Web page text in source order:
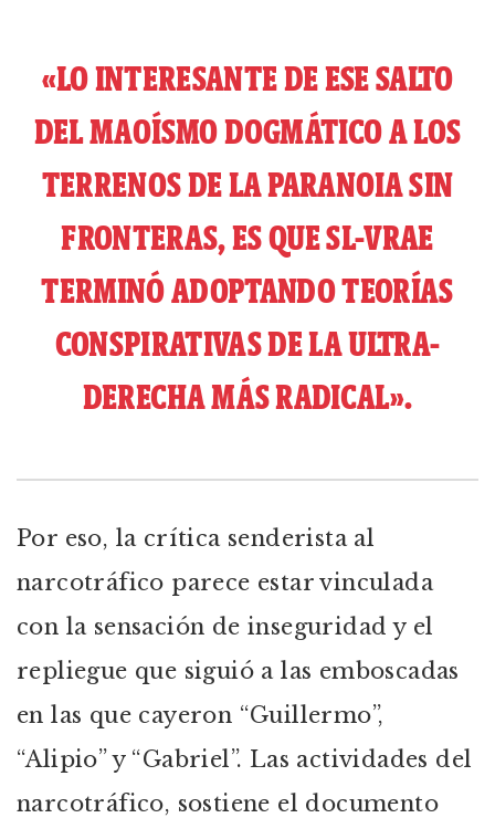
«LO INTERESANTE DE ESE SALTO
DEL MAOÍSMO DOGMÁTICO A LOS
TERRENOS DE LA PARANOIA SIN
FRONTERAS, ES QUE SL-VRAE
TERMINÓ ADOPTANDO TEORÍAS
CONSPIRATIVAS DE LA ULTRA-
DERECHA MÁS RADICAL».
Por eso, la crítica senderista al
narcotráfico parece estar vinculada
con la sensación de inseguridad y el
repliegue que siguió a las emboscadas
en las que cayeron “Guillermo”,
“Alipio” y “Gabriel”. Las actividades del
narcotráfico, sostiene el documento